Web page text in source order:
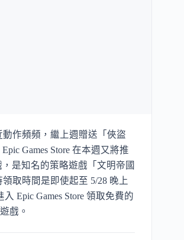
動作頻頻，繼上週贈送「俠盜
Games Store 在本週又將推
是知名的策略遊戲「文明帝國
取時間是即使起至 5/28 晚上
Epic Games Store 領取免費的
戲。